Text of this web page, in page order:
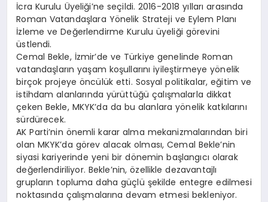
İcra Kurulu Üyeliği’ne seçildi. 2016-2018 yılları arasında
Roman Vatandaşlara Yönelik Strateji ve Eylem Planı
İzleme ve Değerlendirme Kurulu üyeliği görevini
üstlendi.
Cemal Bekle, İzmir’de ve Türkiye genelinde Roman
vatandaşların yaşam koşullarını iyileştirmeye yönelik
birçok projeye öncülük etti. Sosyal politikalar, eğitim ve
istihdam alanlarında yürüttüğü çalışmalarla dikkat
çeken Bekle, MKYK’da da bu alanlara yönelik katkılarını
sürdürecek.
AK Parti’nin önemli karar alma mekanizmalarından biri
olan MKYK’da görev alacak olması, Cemal Bekle’nin
siyasi kariyerinde yeni bir dönemin başlangıcı olarak
değerlendiriliyor. Bekle’nin, özellikle dezavantajlı
grupların topluma daha güçlü şekilde entegre edilmesi
noktasında çalışmalarına devam etmesi bekleniyor.